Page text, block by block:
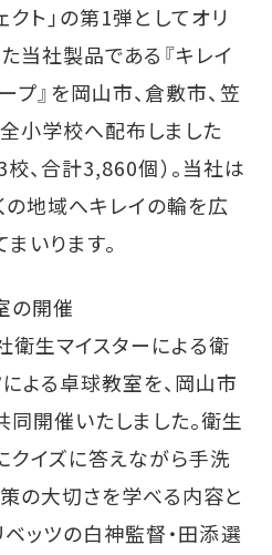
ト」の第1弾としてオリ
当社製品である『キレイ
プ』を岡山市、倉敷市、笠
小学校へ配布しました
、合計3,860個）。当社は
の地域へキレイの輪を広
いります。
の開催
生マイスターによる衛
よる卓球教室を、岡山市
開催いたしました。衛生
イズに答えながら手洗
の大切さを学べる内容と
ベッツの白神監督・田添選